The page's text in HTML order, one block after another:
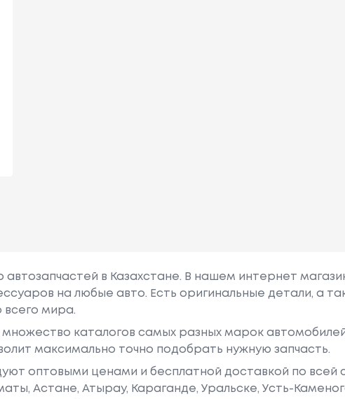
автозапчастей в Казахстане. В нашем интернет
на любые авто. Есть оригинальные детали, а
всего мира.
каталогов самых разных марок
максимально точно подобрать нужную запчасть.
оптовыми ценами и бесплатной доставкой по всей
Астане, Атырау, Караганде, Уральске, Усть-